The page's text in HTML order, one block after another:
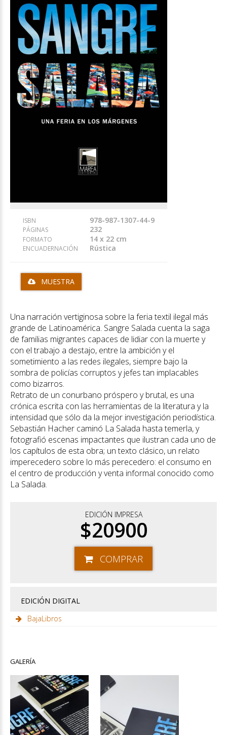
ISBN 978-987-1307-44-9
PÁGINAS 232
FORMATO 14 x 22 cm
ENCUADERNACIÓN Rústica
MUESTRA
Una narración vertiginosa sobre la feria textil ilegal más
grande de Latinoamérica. Sangre Salada cuenta la saga
de familias migrantes capaces de lidiar con la muerte y
con el trabajo a destajo, entre la ambición y el
sometimiento a las redes ilegales, siempre bajo la
sombra de policías corruptos y jefes tan implacables
como bizarros.
Retrato de un conurbano próspero y brutal, es una
crónica escrita con las herramientas de la literatura y la
intensidad que sólo da la mejor investigación periodística.
Sebastián Hacher caminó La Salada hasta temerla, y
fotografió escenas impactantes que ilustran cada uno de
los capítulos de esta obra; un texto clásico, un relato
imperecedero sobre lo más perecedero: el consumo en
el centro de producción y venta informal conocido como
La Salada.
EDICIÓN IMPRESA
$20900
COMPRAR
EDICIÓN DIGITAL
BajaLibros
GALERÍA